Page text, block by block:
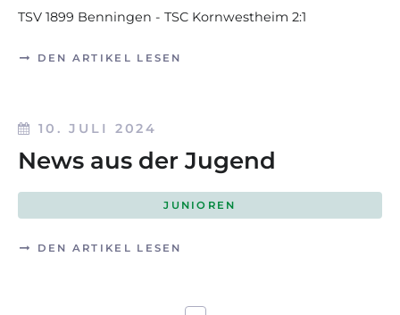
TSV 1899 Benningen - TSC Kornwestheim 2:1
DEN ARTIKEL LESEN
10. JULI 2024
News aus der Jugend
JUNIOREN
DEN ARTIKEL LESEN